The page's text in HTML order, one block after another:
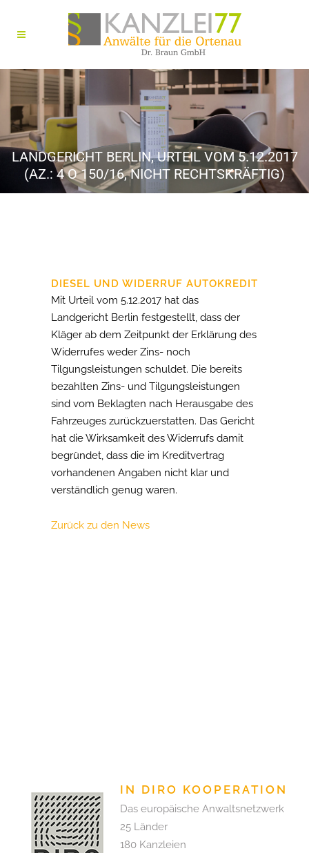
LANDGERICHT BERLIN, URTEIL VOM 5.12.2017
(AZ.: 4 O 150/16, NICHT RECHTSKRÄFTIG)
DIESEL UND WIDERRUF AUTOKREDIT
Mit Urteil vom 5.12.2017 hat das
Landgericht Berlin festgestellt, dass der
Kläger ab dem Zeitpunkt der Erklärung des
Widerrufes weder Zins- noch
Tilgungsleistungen schuldet. Die bereits
bezahlten Zins- und Tilgungsleistungen
sind vom Beklagten nach Herausgabe des
Fahrzeuges zurückzuerstatten. Das Gericht
hat die Wirksamkeit des Widerrufs damit
begründet, dass die im Kreditvertrag
vorhandenen Angaben nicht klar und
verständlich genug waren.
Zurück zu den News
IN DIRO KOOPERATION
Das europäische Anwaltsnetzwerk
25 Länder
180 Kanzleien